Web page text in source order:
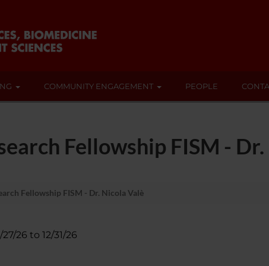
COMMUNITY ENGAGEMENT PEOPLE
Fellowship FISM -
Fellowship FISM - Dr. Nicola Valè
26 to 12/31/26